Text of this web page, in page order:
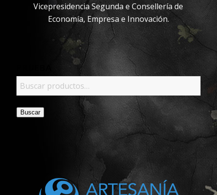
Vicepresidencia Segunda e Consellería de
Economía, Empresa e Innovación.
Buscar